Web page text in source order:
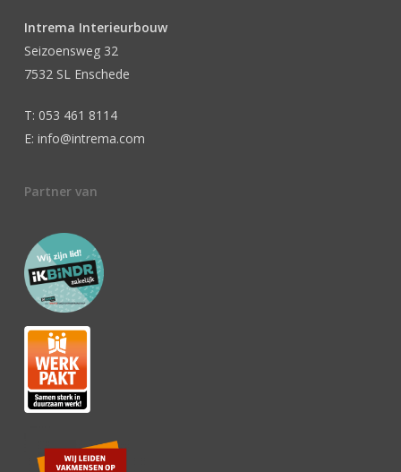
Intrema Interieurbouw
Seizoensweg 32
7532 SL Enschede
T: 053 461 8114
E: info@intrema.com
Partner van